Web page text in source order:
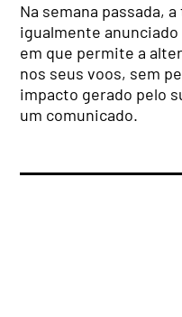
Na semana passada,
igualmente
em que permite a
nos seus voos, sem
impacto gerado pelo
um comunicado.